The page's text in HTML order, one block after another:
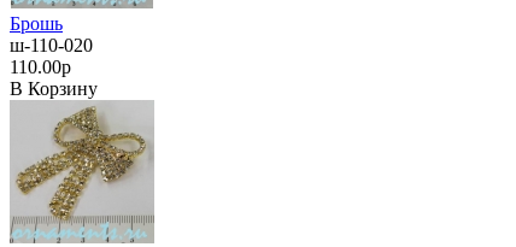
Брошь
ш-110-020
110.00р
В Корзину